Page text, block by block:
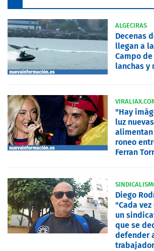
ALGECIRAS
Decenas
llegan a
Campo
lanchas y
"Hay
luz
roneo
Ferran
Diego
"Cada
un
que se
defender